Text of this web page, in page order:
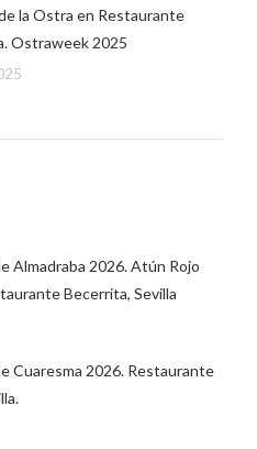
la Ostra en Restaurante
Ostraweek 2025
Almadraba 2026. Atún Rojo
Becerrita, Sevilla
Cuaresma 2026. Restaurante